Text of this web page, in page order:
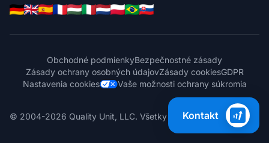
Obchodné podmienkyBezpečnostné zásady
Zásady ochrany osobných údajovZásady cookiesGDPR
Nastavenia cookies
Vaše možnosti ochrany súkromia
© 2004-2026 Quality Unit, LLC. Všetky práva vyhradené.
Kontakt